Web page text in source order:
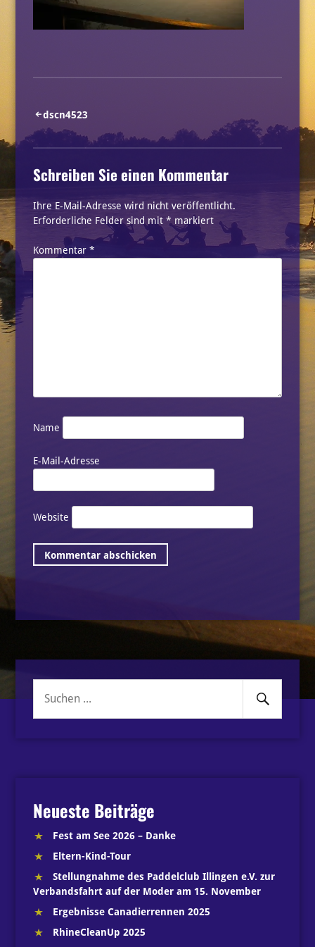
Beitragsnavigation
dscn4523
Schreiben Sie einen Kommentar
Ihre E-Mail-Adresse wird nicht veröffentlicht.
Erforderliche Felder sind mit *markiert
Kommentar *
Name
E-Mail-Adresse
Website
Suche
Senden
Neueste Beiträge
Fest am See 2026 – Danke
Eltern-Kind-Tour
Stellungnahme des Paddelclub Illingen e.V. zur
Verbandsfahrt auf der Moder am 15. November
Ergebnisse Canadierrennen 2025
RhineCleanUp 2025